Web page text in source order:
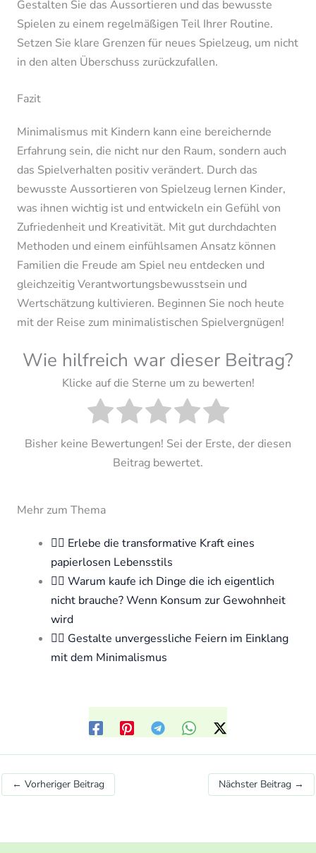
Gestalten Sie das Aussortieren und das bewusste
Spielen zu einem regelmäßigen Teil Ihrer Routine.
Setzen Sie klare Grenzen für neues Spielzeug, um nicht
in den alten Überschuss zurückzufallen.
Fazit
Minimalismus mit Kindern kann eine bereichernde
Erfahrung sein, die nicht nur den Raum, sondern auch
das Spielverhalten positiv verändert. Durch das
bewusste Aussortieren von Spielzeug lernen Kinder,
was ihnen wichtig ist und entwickeln ein Gefühl von
Zufriedenheit und Kreativität. Mit gut durchdachten
Methoden und einem einfühlsamen Ansatz können
Familien die Freude am Spiel neu entdecken und
gleichzeitig Verantwortungsbewusstsein und
Wertschätzung kultivieren. Beginnen Sie noch heute
mit der Reise zum minimalistischen Spielvergnügen!
Wie hilfreich war dieser Beitrag?
Klicke auf die Sterne um zu bewerten!
Bisher keine Bewertungen! Sei der Erste, der diesen
Beitrag bewertet.
Mehr zum Thema
🧘‍♀️ Erlebe die transformative Kraft eines
papierlosen Lebensstils
🧘‍♀️ Warum kaufe ich Dinge die ich eigentlich
nicht brauche? Wenn Konsum zur Gewohnheit
wird
🧘‍♀️ Gestalte unvergessliche Feiern im Einklang
mit dem Minimalismus
← Vorheriger Beitrag Nächster Beitrag →